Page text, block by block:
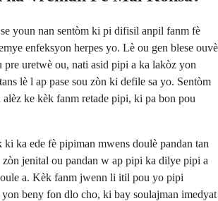
youn nan sentòm ki pi difisil anpil fanm fè
enfeksyon herpes yo. Lè ou gen blese ouvè
pre uretwè ou, nati asid pipi a ka lakòz yon
lè l ap pase sou zòn ki defile sa yo. Sentòm
alèz ke kèk fanm retade pipi, ki pa bon pou
ki ka ede fè pipiman mwens doulè pandan tan
zòn jenital ou pandan w ap pipi ka dilye pipi a
a. Kèk fanm jwenn li itil pou yo pipi
beny fon dlo cho, ki bay soulajman imedyat